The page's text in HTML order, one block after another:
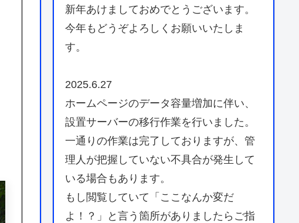
新年あけましておめでとうございます。
今年もどうぞよろしくお願いいたしま
す。
2025.6.27
ホームページのデータ容量増加に伴い、
設置サーバーの移行作業を行いました。
一通りの作業は完了しておりますが、管
理人が把握していない不具合が発生して
いる場合もあります。
もし閲覧していて「ここなんか変だ
よ！？」と言う箇所がありましたらご指